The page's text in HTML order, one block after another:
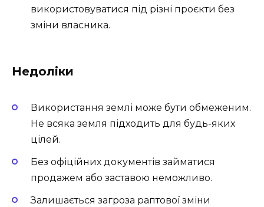
використовуватися під різні проєкти без
зміни власника.
Недоліки
Використання землі може бути обмеженим.
Не всяка земля підходить для будь-яких
цілей.
Без офіційних документів займатися
продажем або заставою неможливо.
Залишається загроза раптової зміни